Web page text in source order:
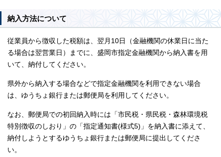
納入方法について
従業員から徴収した税額は、翌月10日（金融機関の休業日に当た
る場合は翌営業日）までに、盛岡市指定金融機関から納入書を用
いて、納付してください。
県外から納入する場合などで指定金融機関を利用できない場合
は、ゆうちょ銀行または郵便局を利用してください。
なお、郵便局での初回納入時には「市民税・県民税・森林環境税
特別徴収のしおり」の「指定通知書(様式5)」を納入書に添えて、
納付しようとするゆうちょ銀行または郵便局に提出してくださ
い。